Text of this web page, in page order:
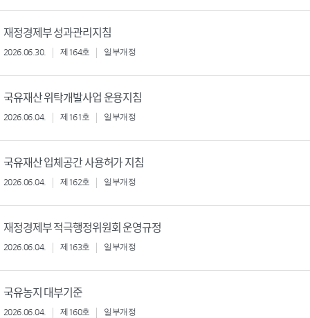
재정경제부 성과관리지침
2026.06.30. 제164호 일부개정
국유재산 위탁개발사업 운용지침
2026.06.04. 제161호 일부개정
국유재산 입체공간 사용허가 지침
2026.06.04. 제162호 일부개정
재정경제부 적극행정위원회 운영규정
2026.06.04. 제163호 일부개정
국유농지 대부기준
2026.06.04. 제160호 일부개정